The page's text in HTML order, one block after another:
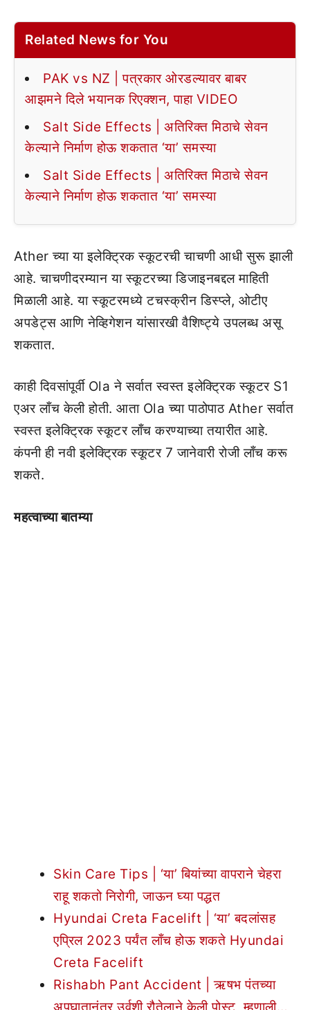
Related News for You
PAK vs NZ | पत्रकार ओरडल्यावर बाबर
आझमने दिले भयानक रिएक्शन, पाहा VIDEO
Salt Side Effects | अतिरिक्त मिठाचे सेवन
केल्याने निर्माण होऊ शकतात ‘या’ समस्या
Salt Side Effects | अतिरिक्त मिठाचे सेवन
केल्याने निर्माण होऊ शकतात ‘या’ समस्या
Ather च्या या इलेक्ट्रिक स्कूटरची चाचणी आधी सुरू झाली
आहे. चाचणीदरम्यान या स्कूटरच्या डिजाइनबद्दल माहिती
मिळाली आहे. या स्कूटरमध्ये टचस्क्रीन डिस्प्ले, ओटीए
अपडेट्स आणि नेव्हिगेशन यांसारखी वैशिष्ट्ये उपलब्ध असू
शकतात.
काही दिवसांपूर्वी Ola ने सर्वात स्वस्त इलेक्ट्रिक स्कूटर S1
एअर लाँच केली होती. आता Ola च्या पाठोपाठ Ather सर्वात
स्वस्त इलेक्ट्रिक स्कूटर लाँच करण्याच्या तयारीत आहे.
कंपनी ही नवी इलेक्ट्रिक स्कूटर 7 जानेवारी रोजी लाँच करू
शकते.
महत्वाच्या बातम्या
Skin Care Tips | ‘या’ बियांच्या वापराने चेहरा
राहू शकतो निरोगी, जाऊन घ्या पद्धत
Hyundai Creta Facelift | ‘या’ बदलांसह
एप्रिल 2023 पर्यंत लाँच होऊ शकते Hyundai
Creta Facelift
Rishabh Pant Accident | ऋषभ पंतच्या